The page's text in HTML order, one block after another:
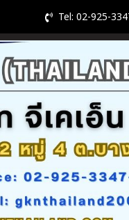
Tel: 02-925-